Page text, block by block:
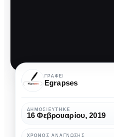
ΟΑΣΘ
μεγαλείο
σου!
Από
ΓΡΆΦΕΙ
Egrapses
ΔΗΜΟΣΙΕΎΤΗΚΕ
16 Φεβρουαρίου, 2019
ΧΡΌΝΟΣ ΑΝΆΓΝΩΣΗΣ